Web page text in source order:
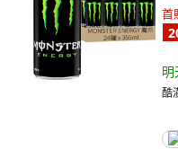
首
酷